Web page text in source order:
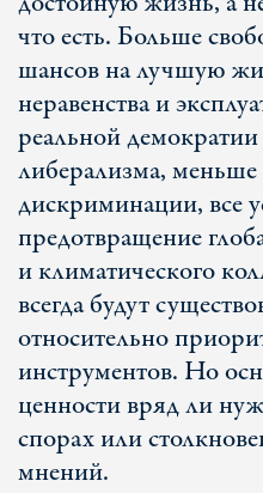
что есть. Больше
шансов на лучшую
неравенства и
реальной
либерализма,
дискриминации, все
предотвращение
и климатического
всегда будут
относительно
инструментов. Но
ценности вряд ли
спорах или
мнений.